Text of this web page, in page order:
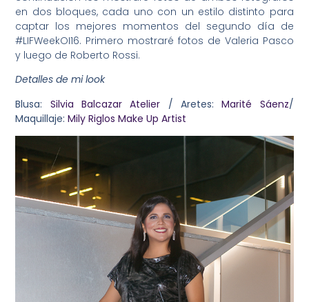
en dos bloques, cada uno con un estilo distinto para
captar los mejores momentos del segundo día de
#LIFWeekOI16. Primero mostraré fotos de Valeria Pasco
y luego de Roberto Rossi.
Detalles de mi look
Blusa: Silvia Balcazar Atelier / Aretes:Marité Sáenz/
Maquillaje:Mily Riglos Make Up Artist